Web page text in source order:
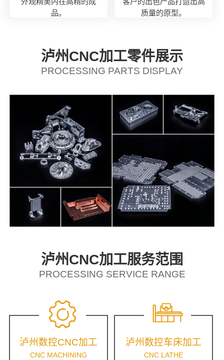
品。
质量的原型。
泸州CNC加工零件展示
PROCESSING PARTS DISPLAY
泸州CNC加工服务范围
PROCESSING SERVICE RANGE
泸州数控CNC加工
CNC MACHINING
泸州数控车床加工
CNC LATHE